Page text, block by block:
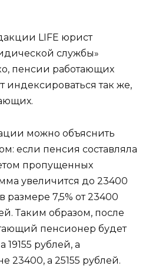
LIFE юрист
службы»
пенсии работающих
индексироваться так же,
можно объяснить
если пенсия составляла
пропущенных
увеличится до 23400
размере 7,5% от 23400
Таким образом, после
пенсионер будет
19155 рублей, а
23400, а 25155 рублей.